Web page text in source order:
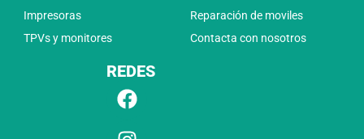
Impresoras
TPVs y monitores
Reparación de moviles
Contacta con nosotros
REDES